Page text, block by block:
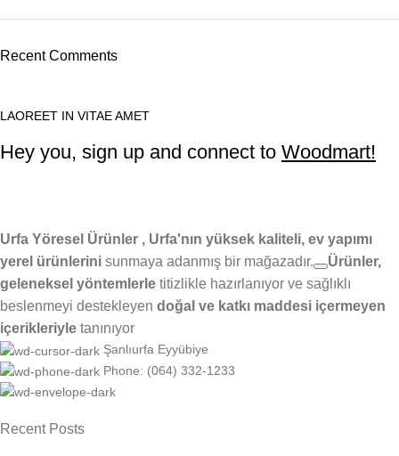
Recent Comments
LAOREET IN VITAE AMET
Hey you, sign up and connect to Woodmart!
Urfa Yöresel Ürünler , Urfa'nın yüksek kaliteli, ev yapımı
yerel ürünlerini sunmaya adanmış bir mağazadır.
Ürünler,
geleneksel yöntemlerle titizlikle hazırlanıyor ve sağlıklı
beslenmeyi destekleyen doğal ve katkı maddesi içermeyen
içerikleriyle tanınıyor
Şanlıurfa Eyyübiye
Phone: (064) 332-1233
Recent Posts